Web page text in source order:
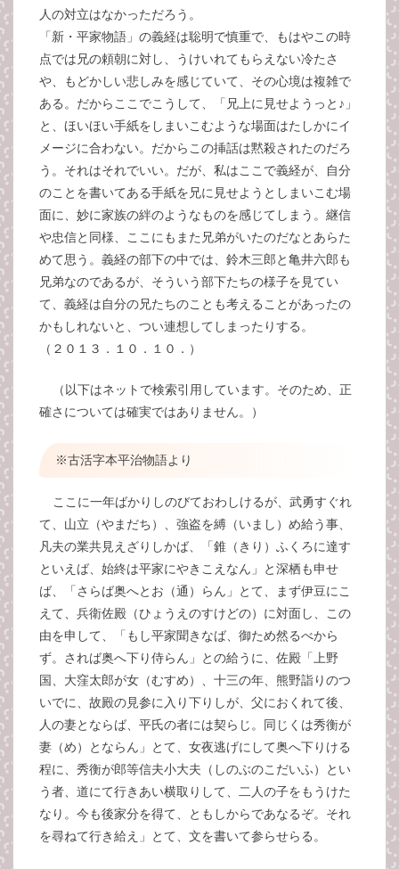
人の対立はなかっただろう。
「新・平家物語」の義経は聡明で慎重で、もはやこの時
点では兄の頼朝に対し、うけいれてもらえない冷たさ
や、もどかしい悲しみを感じていて、その心境は複雑で
ある。だからここでこうして、「兄上に見せようっと♪」
と、ほいほい手紙をしまいこむような場面はたしかにイ
メージに合わない。だからこの挿話は黙殺されたのだろ
う。それはそれでいい。だが、私はここで義経が、自分
のことを書いてある手紙を兄に見せようとしまいこむ場
面に、妙に家族の絆のようなものを感じてしまう。継信
や忠信と同様、ここにもまた兄弟がいたのだなとあらた
めて思う。義経の部下の中では、鈴木三郎と亀井六郎も
兄弟なのであるが、そういう部下たちの様子を見てい
て、義経は自分の兄たちのことも考えることがあったの
かもしれないと、つい連想してしまったりする。
（２０１３．１０．１０．）
（以下はネットで検索引用しています。そのため、正
確さについては確実ではありません。）
※古活字本平治物語より
ここに一年ばかりしのびておわしけるが、武勇すぐれ
て、山立（やまだち）、強盗を縛（いまし）め給う事、
凡夫の業共見えざりしかば、「錐（きり）ふくろに達す
といえば、始終は平家にやきこえなん」と深栖も申せ
ば、「さらば奥へとお（通）らん」とて、まず伊豆にこ
えて、兵衛佐殿（ひょうえのすけどの）に対面し、この
由を申して、「もし平家聞きなば、御ため然るべから
ず。されば奥へ下り侍らん」との給うに、佐殿「上野
国、大窪太郎が女（むすめ）、十三の年、熊野詣りのつ
いでに、故殿の見参に入り下りしが、父におくれて後、
人の妻とならば、平氏の者には契らじ。同じくは秀衡が
妻（め）とならん」とて、女夜逃げにして奥へ下りける
程に、秀衡が郎等信夫小大夫（しのぶのこだいふ）とい
う者、道にて行きあい横取りして、二人の子をもうけた
なり。今も後家分を得て、ともしからであなるぞ。それ
を尋ねて行き給え」とて、文を書いて参らせらる。